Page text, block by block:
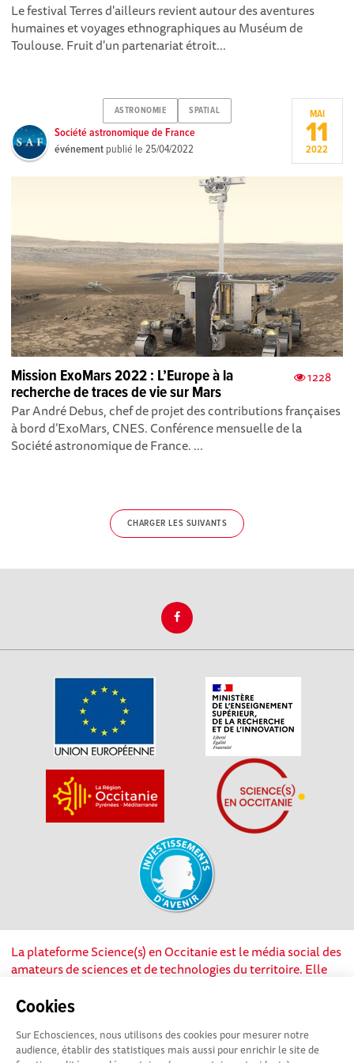
Cookies
Sur Echosciences, nous utilisons des cookies pour mesurer notre
audience, établir des statistiques mais aussi pour enrichir le site de
Le festival Terres d'ailleurs revient autour des aventures
humaines et voyages ethnographiques au Muséum de
Toulouse. Fruit d'un partenariat étroit...
ASTRONOMIE SPATIAL
Société astronomique de France
événement publié le25/04/2022
MAI
11
2022
1228
Mission ExoMars 2022 : L’Europe à la
recherche de traces de vie sur Mars
Par André Debus, chef de projet des contributions françaises
à bord d’ExoMars, CNES. Conférence mensuelle de la
Société astronomique de France. ...
CHARGER LES SUIVANTS
La plateforme Science(s) en Occitanie est le média social des
amateurs de sciences et de technologies du territoire. Elle
soutien de nombreux acteurs locaux. Ce projet est cofinancé
l’Union européenne via les fonds européen de
développement régional. Science(s) en Occitanie est une